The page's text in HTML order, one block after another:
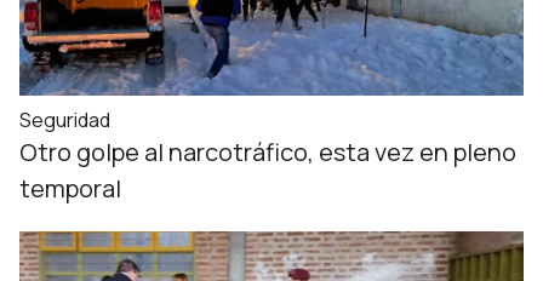
Seguridad
Otro golpe al narcotráfico, esta vez en pleno
temporal